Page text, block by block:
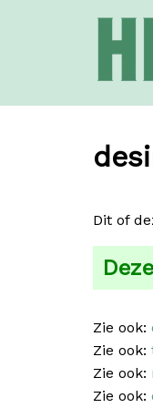
Dit of
Deze
Zie ook:
Zie ook:
Zie ook:
Zie ook: